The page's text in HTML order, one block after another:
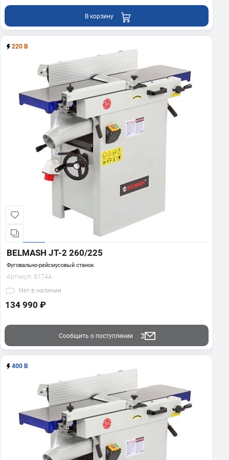
В корзину
220 В
BELMASH JT-2 260/225
Фуговально-рейсмусовый станок
Артикул: S174A
Нет в наличии
134 990 ₽
Сообщить о поступлении
400 В